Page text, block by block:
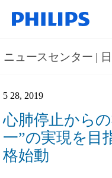
ニュースセンター |
5 28, 2019
心肺停止から
一”の実現を目
格始動